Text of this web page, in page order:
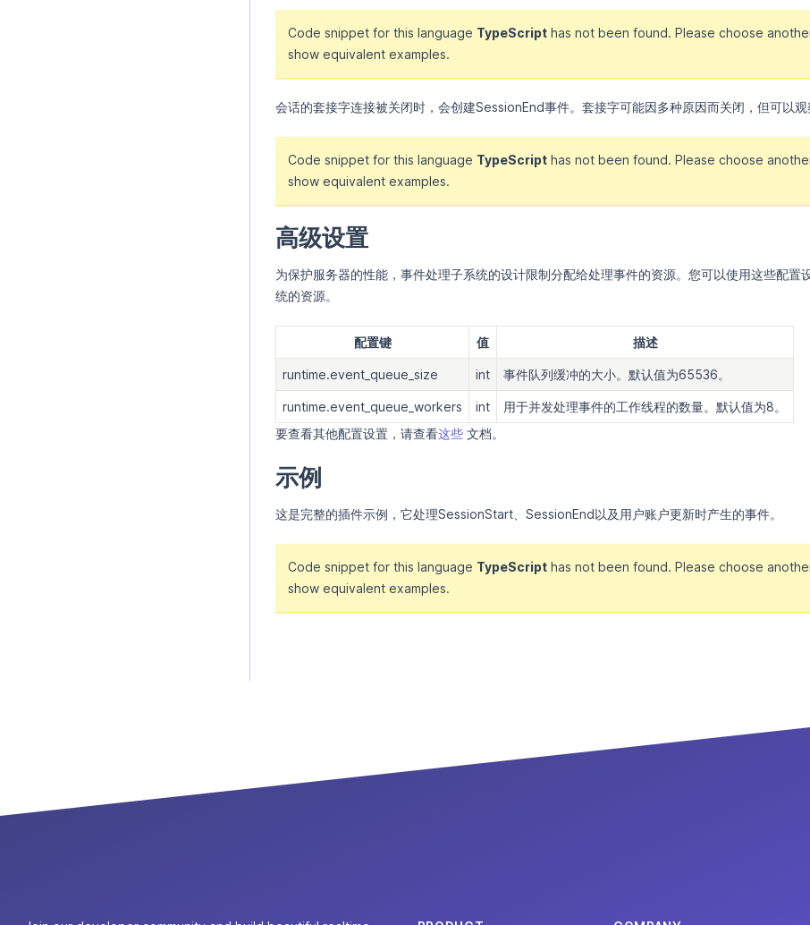
Code snippet for this language TypeScript has not been found. Please choose
show equivalent examples.
会话的套接字连接被关闭时，会创建SessionEnd事件。套接字可能因多种原因而关闭，但可以观
Code snippet for this language TypeScript has not been found. Please choose
show equivalent examples.
高级设置
为保护服务器的性能，事件处理子系统的设计限制分配给处理事件的资源。您可以使用这些配置
统的资源。
配置键 值 描述
runtime.event_queue_size int 事件队列缓冲的大小。默认值为65536。
runtime.event_queue_workers int
用于并发处理事件的工作线程的数量。默认值为8。
要查看其他配置设置，请查看这些 文档。
示例
这是完整的插件示例，它处理SessionStart、SessionEnd以及用户账户更新时产生的事件。
Code snippet for this language TypeScript has not been found. Please choose
show equivalent examples.